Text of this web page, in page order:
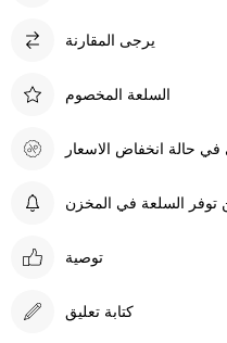
يرجى المقارنة
السلعة المخصوم
في حالة انخفاض الاسعار
توفر السلعة في المخزن
توصية
كتابة تعليق